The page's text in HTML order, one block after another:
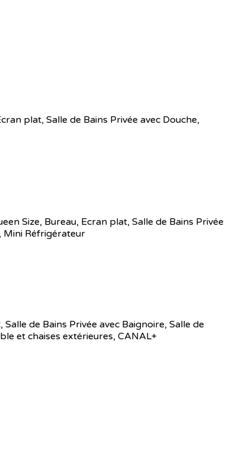
plat, Salle de Bains Privée avec Douche,
Size, Bureau, Ecran plat, Salle de Bains Privée
Mini Réfrigérateur
de Bains Privée avec Baignoire, Salle de
et chaises extérieures, CANAL+